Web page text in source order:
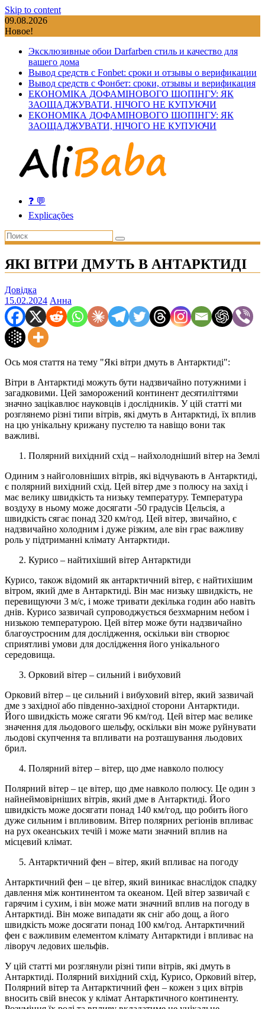
Skip to content
09.08.2026
Новое!
Эксклюзивные обои Darfarben стиль и качество для
вашего дома
Вывод средств с Fonbet: сроки и отзывы о верификации
Вывод средств с Фонбет: сроки, отзывы и верификация
ЕКОНОМІКА ДОФАМІНОВОГО ШОПІНГУ: ЯК
ЗАОЩАДЖУВАТИ, НІЧОГО НЕ КУПУЮЧИ
ЕКОНОМІКА ДОФАМІНОВОГО ШОПІНГУ: ЯК
ЗАОЩАДЖУВАТИ, НІЧОГО НЕ КУПУЮЧИ
❓ 💬
Explicações
ЯКІ ВІТРИ ДМУТЬ В АНТАРКТИДІ
Довідка
15.02.2024 Анна
Ось моя стаття на тему "Які вітри дмуть в Антарктиді":
Вітри в Антарктиді можуть бути надзвичайно потужними і
загадковими. Цей заморожений континент десятиліттями
значно зацікавлює науковців і дослідників. У цій статті ми
розглянемо різні типи вітрів, які дмуть в Антарктиді, їх вплив
на цю унікальну крижану пустелю та навіщо вони так
важливі.
Полярний вихідний схід – найхолодніший вітер на Землі
Одиним з найголовніших вітрів, які відчувають в Антарктиді,
є полярний вихідний схід. Цей вітер дме з полюсу на захід і
має велику швидкість та низьку температуру. Температура
воздуху в ньому може досягати -50 градусів Цельсія, а
швидкість сягає понад 320 км/год. Цей вітер, звичайно, є
надзвичайно холодним і дуже різким, але він грає важливу
роль у підтриманні клімату Антарктиди.
Курисо – найтихіший вітер Антарктиди
Курисо, також відомий як антарктичний вітер, є найтихішим
вітром, який дме в Антарктиді. Він має низьку швидкість, не
перевищуючи 3 м/с, і може тривати декілька годин або навіть
днів. Курисо зазвичай супроводжується безхмарним небом і
низькою температурою. Цей вітер може бути надзвичайно
благоустроєним для дослідження, оскільки він створює
сприятливі умови для дослідження його унікального
середовища.
Орковий вітер – сильний і вибуховий
Орковий вітер – це сильний і вибуховий вітер, який зазвичай
дме з західної або південно-західної сторони Антарктиди.
Його швидкість може сягати 96 км/год. Цей вітер має велике
значення для льодового шельфу, оскільки він може руйнувати
льодові скупчення та впливати на розташування льодових
брил.
Полярний вітер – вітер, що дме навколо полюсу
Полярний вітер – це вітер, що дме навколо полюсу. Це один з
найнеймовірніших вітрів, який дме в Антарктиді. Його
швидкість може досягати понад 140 км/год, що робить його
дуже сильним і впливовим. Вітер полярних регіонів впливає
на рух океанських течій і може мати значний вплив на
місцевий клімат.
Антарктичний фен – вітер, який впливає на погоду
Антарктичний фен – це вітер, який виникає внаслідок спадку
давлення між континентом та океаном. Цей вітер зазвичай є
гарячим і сухим, і він може мати значний вплив на погоду в
Антарктиді. Він може випадати як сніг або дощ, а його
швидкість може досягати понад 100 км/год. Антарктичний
фен є важливим елементом клімату Антарктиди і впливає на
ліворуч ледових шельфів.
У цій статті ми розглянули різні типи вітрів, які дмуть в
Антарктиді. Полярний вихідний схід, Курисо, Орковий вітер,
Полярний вітер та Антарктичний фен – кожен з цих вітрів
вносить свій внесок у клімат Антарктичного континенту.